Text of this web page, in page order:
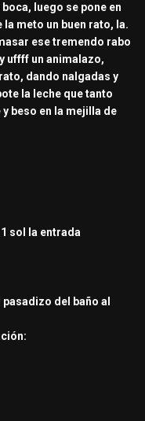
luego se pone en
meto un buen rato, la.
ese tremendo rabo
uffff un animalazo,
dando nalgadas y
la leche que tanto
beso en la mejilla de
sol la entrada
del baño al